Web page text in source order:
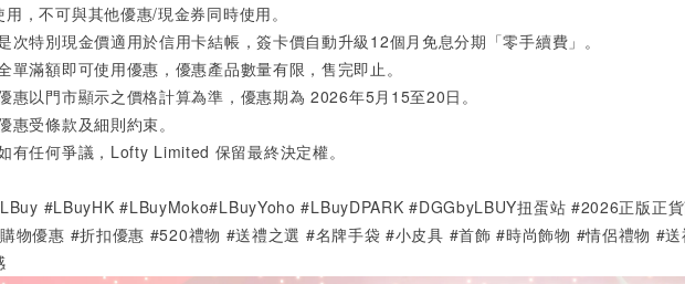
用，不可與其他優惠/現金券同時使用。
次特別現金價適用於信用卡結帳，簽卡價自動升級 12個月免息分期「零手續費」。
單滿額即可使用優惠，優惠產品數量有限，售完即止。
惠以門市顯示之價格計算為準，優惠期為 2026年5月 15至20日。
惠受條款及細則約束。
有任何爭議， Lofty Limited 保留最終決定權。
#LBuyHK #LBuyMoko#LBuyYoho #LBuyDPARK #DGGbyLBUY扭蛋站 #2026正版正
物優惠 #折扣優惠 #520禮物 #送禮之選 #名牌手袋 #小皮具 #首飾 #時尚飾物 #情侶禮物 #送